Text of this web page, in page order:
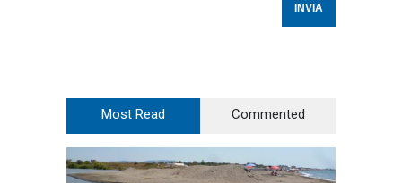
Most Read Commented